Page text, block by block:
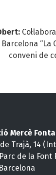
conveni de
Mercè
Trajà, 14
de la Font